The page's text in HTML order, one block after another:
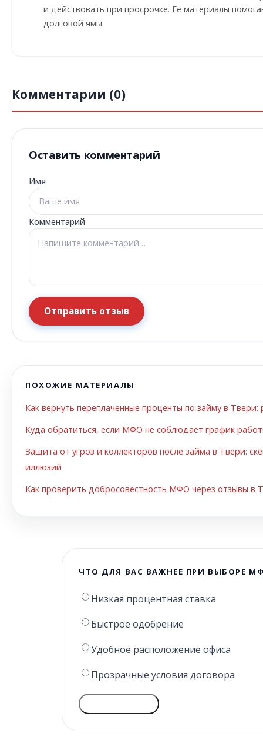
и действовать при просрочке. Её материалы
долговой ямы.
Комментарии (0)
Оставить комментарий
Имя
Комментарий
Отправить отзыв
ПОХОЖИЕ МАТЕРИАЛЫ
Как вернуть переплаченные проценты по займу в Твери:
Куда обратиться, если МФО не соблюдает график
Защита от угроз и коллекторов после займа в Твери:
иллюзий
Как проверить добросовестность МФО через отзывы в
ЧТО ДЛЯ ВАС ВАЖНЕЕ ПРИ ВЫБОРЕ
Низкая процентная ставка
Быстрое одобрение
Удобное расположение офиса
Прозрачные условия договора